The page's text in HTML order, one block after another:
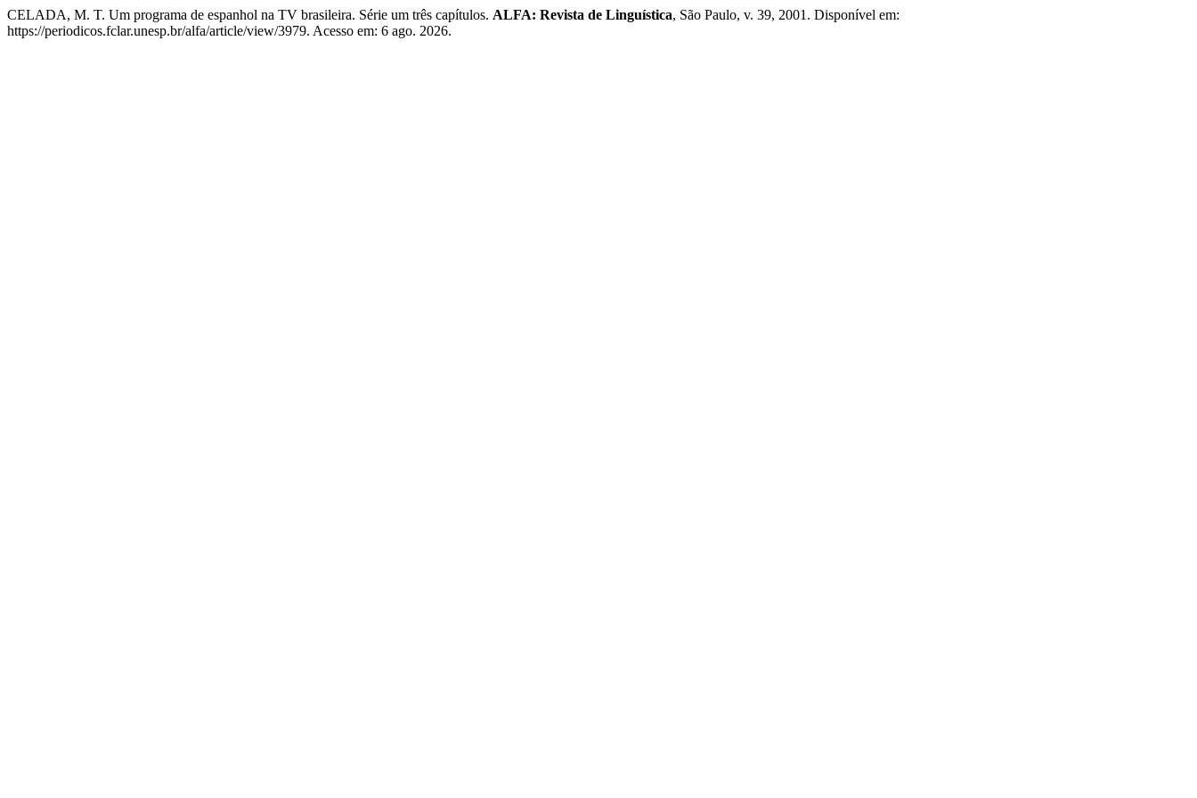
CELADA, M. T. Um programa de espanhol na TV brasileira. Série um três capítulos. ALFA: Revista de Linguística, São Paulo, v. 39, 2001. Disponível em:
https://periodicos.fclar.unesp.br/alfa/article/view/3979. Acesso em: 6 ago. 2026.